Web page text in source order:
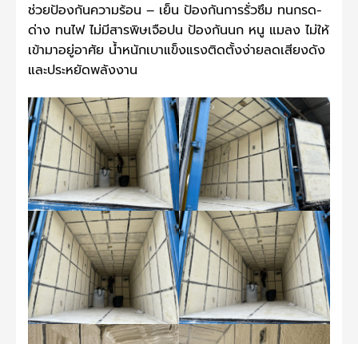
ช่วยป้องกันความร้อน – เย็น ป้องกันการรั่วซึม ทนกรด-
ด่าง ทนไฟ ไม่มีสารพิษเจือปน ป้องกันนก หนู แมลง ไม่ให้
เข้ามาอยู่อาศัย น้ำหนักเบาแข็งแรงติดตั้งง่ายลดเสียงดัง
และประหยัดพลังงาน